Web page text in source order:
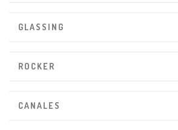
GLASSING
ROCKER
CANALES